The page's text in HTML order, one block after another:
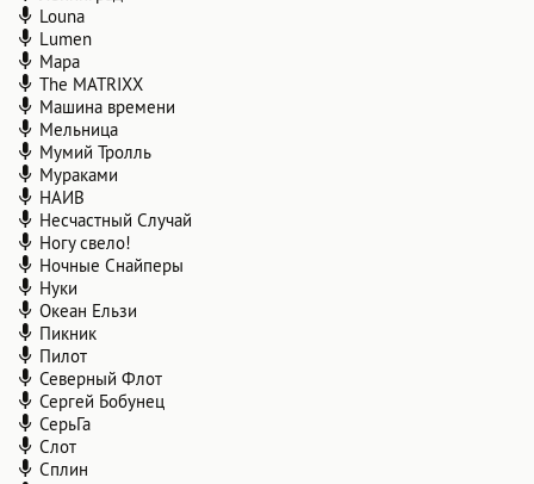
Louna
Lumen
Мара
The MATRIXX
Машина времени
Мельница
Мумий Тролль
Мураками
НАИВ
Несчастный Случай
Ногу свело!
Ночные Снайперы
Нуки
Океан Ельзи
Пикник
Пилот
Северный Флот
Сергей Бобунец
СерьГа
Слот
Сплин